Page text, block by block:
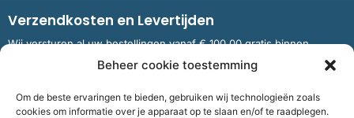
Beheer cookie toestemming
Om de beste ervaringen te bieden, gebruiken wij technologieën zoals
cookies om informatie over je apparaat op te slaan en/of te raadplegen.
Verzendkosten en Levertijden
Wij versturen al uw bestellingen vanaf € 100,00 gratis binnen
Nederland en België.
Meer informatie over verzendkosten en levertijden